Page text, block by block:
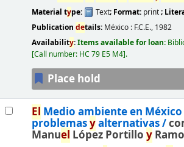
Material type: Text; Format: print;
Publication details: México : F.C.E., 1982
Availability:Items available for loan:
Call number: HC 79 E5 M4 .
Place hold
El Medio ambiente en
problemasyalternativas /
Manuel López Portillo y